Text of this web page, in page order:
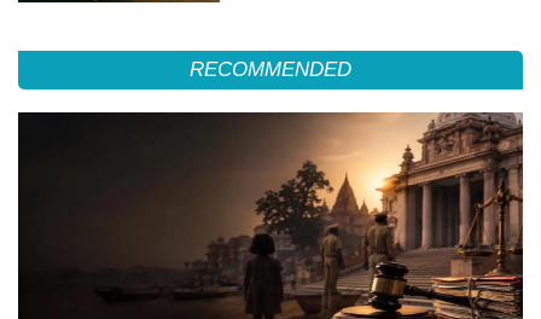
RECOMMENDED